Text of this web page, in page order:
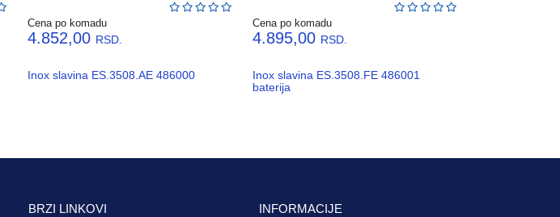
Cena po komadu
4.852,00 RSD.
Inox slavina ES.3508.AE 486000
Cena po komadu
4.895,00 RSD.
Inox slavina ES.3508.FE 486001
baterija
BRZI LINKOVI INFORMACIJE